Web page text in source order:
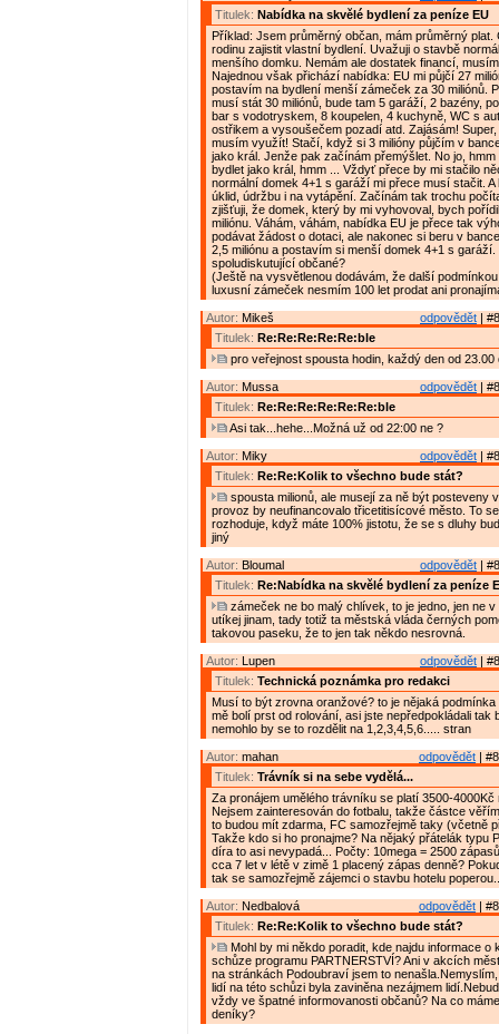
Titulek: Nabídka na skvělé bydlení za peníze EU
Příklad: Jsem průměrný občan, mám průměrný plat.
rodinu zajistit vlastní bydlení. Uvažuji o stavbě
menšího domku. Nemám ale dostatek financí,
Najednou však přichází nabídka: EU mi půjčí 27
postavím na bydlení menší zámeček za 30 miliónů.
musí stát 30 miliónů, bude tam 5 garáží, 2 bazény,
bar s vodotryskem, 8 koupelen, 4 kuchyně, WC s
ostřikem a vysoušečem pozadí atd. Zajásám!
musím využít! Stačí, když si 3 milióny půjčím v
jako král. Jenže pak začínám přemýšlet. No jo, hmm
bydlet jako král, hmm ... Vždyť přece by mi stačilo
normální domek 4+1 s garáží mi přece musí stačit. A
úklid, údržbu i na vytápění. Začínám tak trochu
zjišťuji, že domek, který by mi vyhovoval, bych
miliónu. Váhám, váhám, nabídka EU je přece tak
podávat žádost o dotaci, ale nakonec si beru v
2,5 miliónu a postavím si menší domek 4+1 s
spoludiskutující občané?
(Ještě na vysvětlenou dodávám, že další
luxusní zámeček nesmím 100 let prodat ani
odpovědět |
Autor: Mikeš
Titulek: Re:Re:Re:Re:Re:ble
pro veřejnost spousta hodin, každý den od 23.00
odpovědět |
Autor: Mussa
Titulek: Re:Re:Re:Re:Re:Re:ble
Asi tak...hehe...Možná už od 22:00 ne ?
odpovědět |
Autor: Miky
Titulek: Re:Re:Kolik to všechno bude stát?
spousta milionů, ale musejí za ně být posteveny
provoz by neufinancovalo třicetitisícové město. To
rozhoduje, když máte 100% jistotu, že se s dluhy
jiný
odpovědět |
Autor: Bloumal
Titulek: Re:Nabídka na skvělé bydlení za peníze
zámeček ne bo malý chlívek, to je jedno, jen ne v
utíkej jinam, tady totiž ta městská vláda černých
takovou paseku, že to jen tak někdo nesrovná.
odpovědět |
Autor: Lupen
Titulek: Technická poznámka pro redakci
Musí to být zrovna oranžové? to je nějaká
mě bolí prst od rolování, asi jste nepředpokládali tak
nemohlo by se to rozdělit na 1,2,3,4,5,6..... stran
odpovědět |
Autor: mahan
Titulek: Trávník si na sebe vydělá...
Za pronájem umělého trávníku se platí 3500-4000Kč
Nejsem zainteresován do fotbalu, takže částce
to budou mít zdarma, FC samozřejmě taky (včetně
Takže kdo si ho pronajme? Na nějaký přátelák typu
díra to asi nevypadá... Počty: 10mega = 2500
cca 7 let v létě v zimě 1 placený zápas denně?
tak se samozřejmě zájemci o stavbu hotelu
odpovědět |
Autor: Nedbalová
Titulek: Re:Re:Kolik to všechno bude stát?
Mohl by mi někdo poradit, kde najdu informace o
schůze programu PARTNERSTVÍ? Ani v akcích
na stránkách Podoubraví jsem to
lidí na této schůzi byla zaviněna nezájmem
vždy ve špatné informovanosti občanů? Na co
deníky?